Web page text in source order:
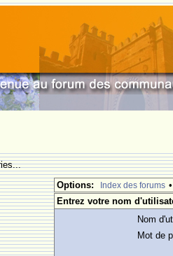
Options:
Index des forums •
Entrez votre nom
Nom
Mot de